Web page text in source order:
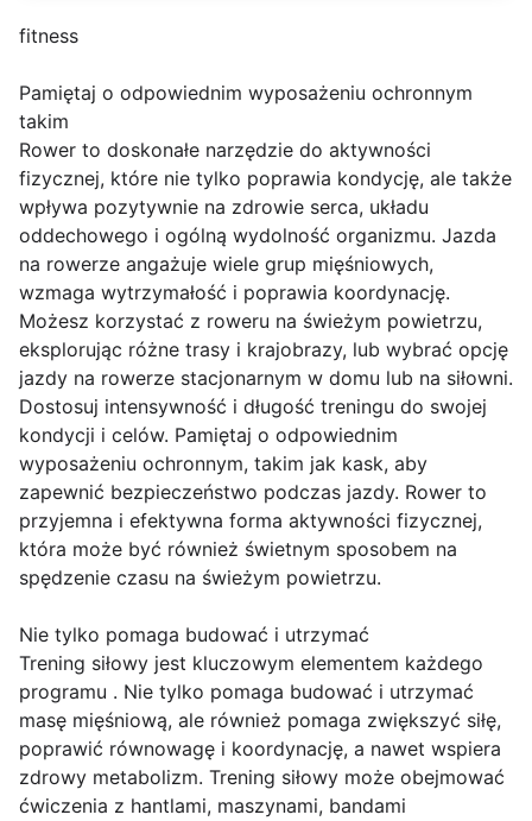
fitness
Pamiętaj o odpowiednim wyposażeniu ochronnym
takim
Rower to doskonałe narzędzie do aktywności
fizycznej, które nie tylko poprawia kondycję, ale także
wpływa pozytywnie na zdrowie serca, układu
oddechowego i ogólną wydolność organizmu. Jazda
na rowerze angażuje wiele grup mięśniowych,
wzmaga wytrzymałość i poprawia koordynację.
Możesz korzystać z roweru na świeżym powietrzu,
eksplorując różne trasy i krajobrazy, lub wybrać opcję
jazdy na rowerze stacjonarnym w domu lub na siłowni.
Dostosuj intensywność i długość treningu do swojej
kondycji i celów. Pamiętaj o odpowiednim
wyposażeniu ochronnym, takim jak kask, aby
zapewnić bezpieczeństwo podczas jazdy. Rower to
przyjemna i efektywna forma aktywności fizycznej,
która może być również świetnym sposobem na
spędzenie czasu na świeżym powietrzu.
Nie tylko pomaga budować i utrzymać
Trening siłowy jest kluczowym elementem każdego
programu . Nie tylko pomaga budować i utrzymać
masę mięśniową, ale również pomaga zwiększyć siłę,
poprawić równowagę i koordynację, a nawet wspiera
zdrowy metabolizm. Trening siłowy może obejmować
ćwiczenia z hantlami, maszynami, bandami